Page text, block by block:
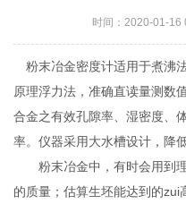
时间：2020-01-16
粉末冶金密度计适用于煮沸
原理浮力法，准确直读量测数
合金之有效孔隙率、湿密度、
率。仪器采用大水槽设计，降
粉末冶金中，有时会用到理
的质量；估算生坯能达到的zui